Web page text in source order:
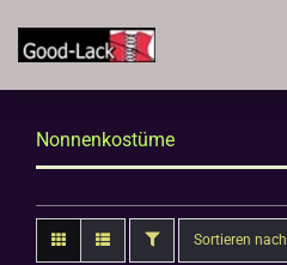
Nonnenkostüme
FILTERSortieren nach
Sortieren nach